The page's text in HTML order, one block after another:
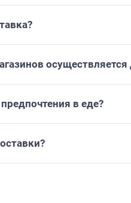
осуществляется
в еде?